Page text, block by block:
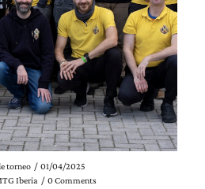
torneo / 01/04/2025
Iberia / 0 Comments